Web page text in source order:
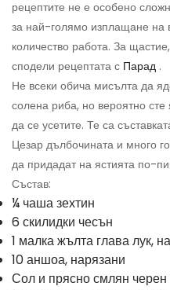
рецептите не е особено
за най-голямо изплащане на
количество работа. За
сподели рецептата с Парад .
Не всеки обича мисълта да
солена риба, но вероятно
да се усетите. Те са
Цезар дълбочината и много
да придадат на ястията по-
Състав:
¼ чаша зехтин
6 скилидки чесън
1 малка жълта глава лук,
10 аншоа, нарязани
Сол и прясно смлян